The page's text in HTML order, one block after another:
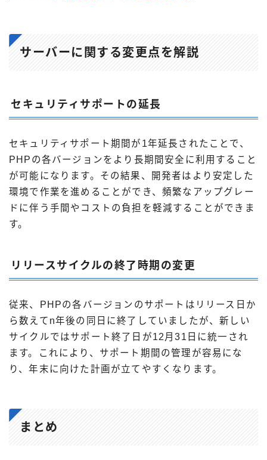
サーバーに関する変更点を解説
セキュリティサポートの延長
セキュリティサポート期間が1年延長されたことで、
PHPの各バージョンをより長期間安全に利用すること
が可能になります。その結果、開発者はより安定した
環境で作業を進めることができ、頻繁なアップグレー
ドに伴う手間やコストの負担を軽減することができま
す。
リリースサイクルの終了時期の変更
従来、PHPの各バージョンのサポートはリリース日か
ら数えてn年後の同日に終了していましたが、新しい
サイクルではサポート終了日が12月31日に統一され
ます。これにより、サポート期間の管理が容易にな
り、年末に向けた計画が立てやすくなります。
まとめ